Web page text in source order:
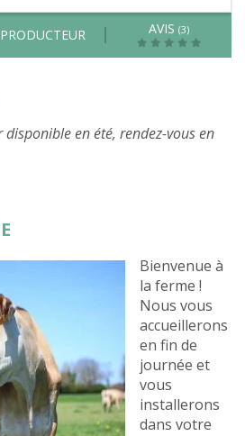
PRODUCTEUR AVIS (3)
en été, rendez-vous en
Bienvenue à
la ferme !
Nous vous
accueillerons
en fin de
journée et
vous
installerons
dans votre